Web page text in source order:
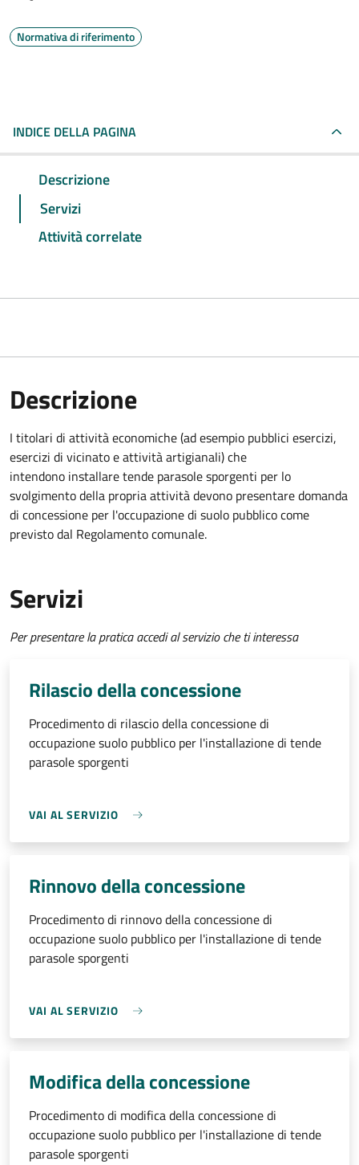
Normativa di riferimento
INDICE DELLA PAGINA
Descrizione
Servizi
Attività correlate
Descrizione
I titolari di attività economiche (ad esempio pubblici esercizi,
esercizi di vicinato e attività artigianali) che
intendono installare tende parasole sporgenti per lo
svolgimento della propria attività devono presentare domanda
di concessione per l'occupazione di suolo pubblico come
previsto dal Regolamento comunale.
Servizi
Per presentare la pratica accedi al servizio che ti interessa
Rilascio della concessione
Procedimento di rilascio della concessione di
occupazione suolo pubblico per l'installazione di tende
parasole sporgenti
VAI AL SERVIZIO
Rinnovo della concessione
Procedimento di rinnovo della concessione di
occupazione suolo pubblico per l'installazione di tende
parasole sporgenti
VAI AL SERVIZIO
Modifica della concessione
Procedimento di modifica della concessione di
occupazione suolo pubblico per l'installazione di tende
parasole sporgenti